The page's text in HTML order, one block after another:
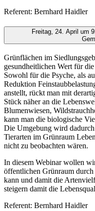
Referent: Bernhard Haidler
Freitag, 24. April um
Grünflächen im
gesundheitlichen Wert für
Sowohl für die Psyche, als
Reduktion
anstellt, rückt man mit
Stück näher an die
Blumenwiesen,
kann man die biologische
Die Umgebung wird
Tierarten im Grünraum
nicht zu beobachten wären.
In diesem Webinar wollen
öffentlichen Grünraum
kann und damit die
steigern damit die
Referent: Bernhard Haidler